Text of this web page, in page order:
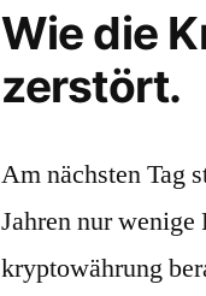
Wie die
zerstört.
Am nächsten Tag
Jahren nur
kryptowährung